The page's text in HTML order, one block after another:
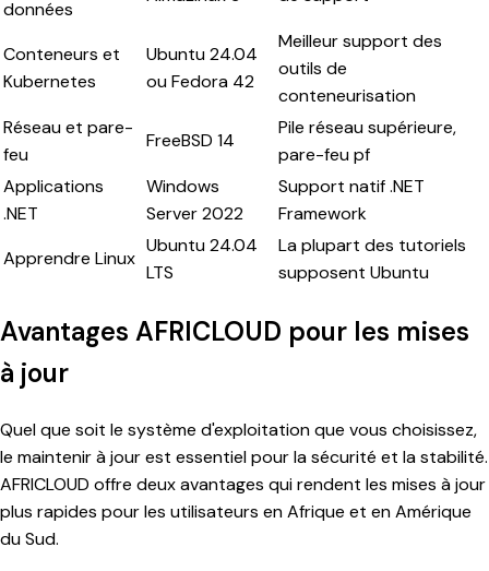
données
Conteneurs et
Kubernetes
Ubuntu 24.04
ou Fedora 42
Meilleur support des
outils de
conteneurisation
Réseau et pare-
feu
FreeBSD 14
Pile réseau supérieure,
pare-feu pf
Applications
.NET
Windows
Server 2022
Support natif .NET
Framework
Apprendre Linux
Ubuntu 24.04
LTS
La plupart des tutoriels
supposent Ubuntu
Avantages AFRICLOUD pour les mises
à jour
Quel que soit le système d'exploitation que vous choisissez,
le maintenir à jour est essentiel pour la sécurité et la stabilité.
AFRICLOUD offre deux avantages qui rendent les mises à jour
plus rapides pour les utilisateurs en Afrique et en Amérique
du Sud.